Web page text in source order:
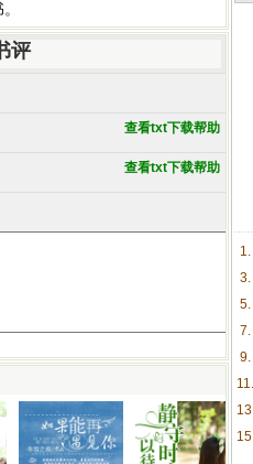
评
查看txt下载帮助
查看txt下载帮助
1.
3.
5.
7.
9.
11.